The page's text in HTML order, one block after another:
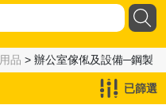
品 > 辦公室傢俬及設備─鋼製
已篩選